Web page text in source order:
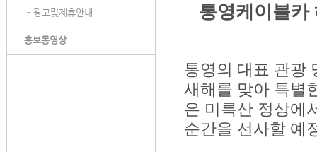
- 광고및제휴안내
홍보동영상
통영케이블카
통영의 대표 관광
새해를 맞아 특별
은 미륵산 정상에
순간을 선사할 예